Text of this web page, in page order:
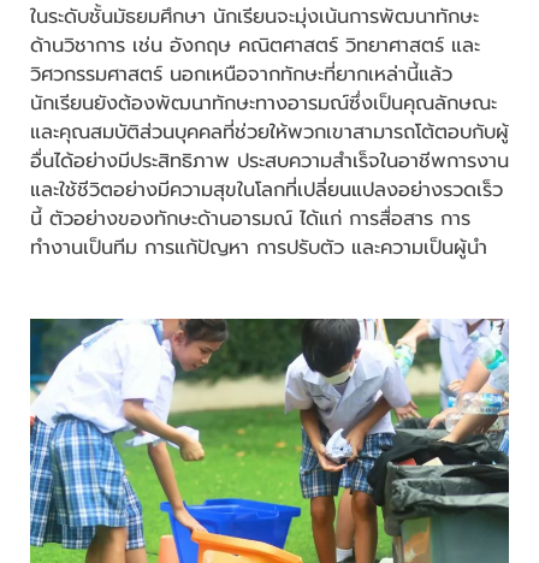
ในระดับชั้นมัธยมศึกษา นักเรียนจะมุ่งเน้นการพัฒนาทักษะ
ด้านวิชาการ เช่น อังกฤษ คณิตศาสตร์ วิทยาศาสตร์ และ
วิศวกรรมศาสตร์ นอกเหนือจากทักษะที่ยากเหล่านี้แล้ว
นักเรียนยังต้องพัฒนาทักษะทางอารมณ์ซึ่งเป็นคุณลักษณะ
และคุณสมบัติส่วนบุคคลที่ช่วยให้พวกเขาสามารถโต้ตอบกับผู้
อื่นได้อย่างมีประสิทธิภาพ ประสบความสำเร็จในอาชีพการงาน
และใช้ชีวิตอย่างมีความสุขในโลกที่เปลี่ยนแปลงอย่างรวดเร็ว
นี้ ตัวอย่างของทักษะด้านอารมณ์ ได้แก่ การสื่อสาร การ
ทำงานเป็นทีม การแก้ปัญหา การปรับตัว และความเป็นผู้นำ